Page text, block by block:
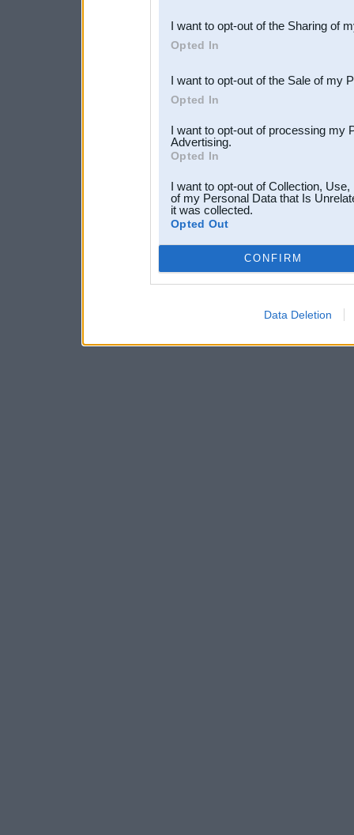
Downstream Participants
third parties.
I want to opt-out of the Sharing of
Opted In
I want to opt-out of the Sale of my
Opted In
I want to opt-out of processing my
Advertising.
Opted In
I want to opt-out of Collection,
of my Personal Data that Is
it was collected.
Opted Out
CONFIRM
Data Deletion